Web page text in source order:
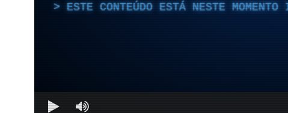
ESTE CONTEÚDO ESTÁ NESTE